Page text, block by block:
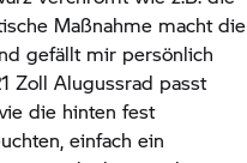
Maßnahme macht die
gefällt mir persönlich
Zoll Alugussrad passt
die hinten fest
einfach ein